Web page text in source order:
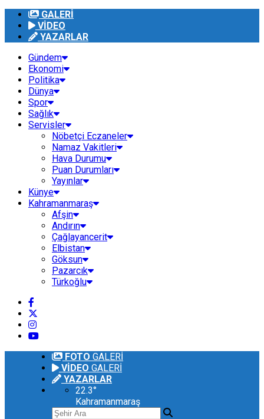
GALERİ
VİDEO
YAZARLAR
Gündem
Ekonomi
Politika
Dünya
Spor
Sağlık
Servisler
Nöbetçi Eczaneler
Namaz Vakitleri
Hava Durumu
Puan Durumları
Yayınlar
Künye
Kahramanmaraş
Afşin
Andırın
Çağlayancerit
Elbistan
Göksun
Pazarcık
Türkoğlu
FOTO GALERİ
VİDEO GALERİ
YAZARLAR
22.3°
Kahramanmaraş